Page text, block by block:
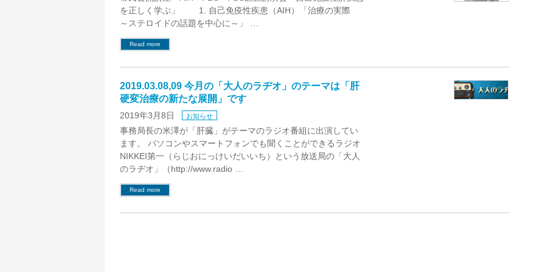
を正しく学ぶ」 1. 自己免疫性疾患（AIH）「治療の実際
～ステロイドの話題を中心に～」 …
Read more
2019.03.08,09 今月の「大人のラヂオ」のテーマは「肝
硬変治療の新たな展開」です
2019年3月8日 お知らせ
事務局長の米澤が「肝臓」がテーマのラジオ番組に出演してい
ます。 パソコンやスマートフォンでも聞くことができるラジオ
NIKKEI第一（らじおにっけいだいいち）という放送局の「大人
のラヂオ」（http://www.radio …
Read more